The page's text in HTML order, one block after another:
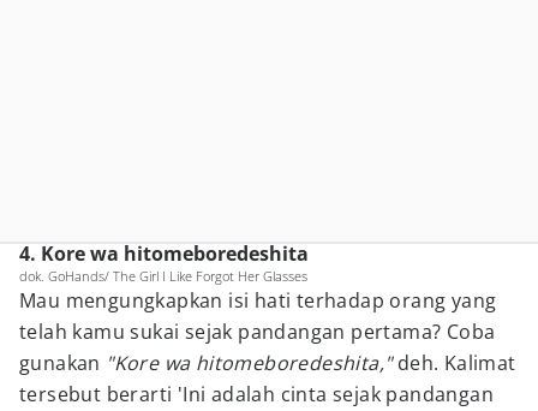
4. Kore wa hitomeboredeshita
dok. GoHands/ The Girl I Like Forgot Her Glasses
Mau mengungkapkan isi hati terhadap orang yang
telah kamu sukai sejak pandangan pertama? Coba
gunakan "Kore wa hitomeboredeshita,"deh. Kalimat
tersebut berarti 'Ini adalah cinta sejak pandangan